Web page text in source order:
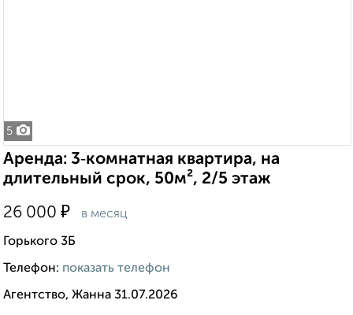
5
Аренда: 3‑комнатная квартира, на
длительный срок, 50м², 2/5 этаж
26 000 ₽ в месяц
Горького 3Б
Телефон: показать телефон
Агентство, Жанна 31.07.2026